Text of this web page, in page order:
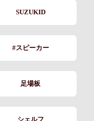
SUZUKID
#スピーカー
足場板
シェルフ